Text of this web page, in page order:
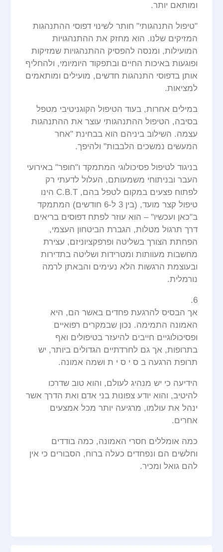
ומותאם יותר.
"טיפול התנהגותי" חותר לשינוי דפוסי ההתנהגות
המזיקים שלנו. הוא מחזק את ההתנהגויות
המועילות, ומנסה להפסיק ההתנהגויות שמזיקות
ופוגעות באיכות החיים ובתפקוד היומיומי, ולהחליף
אותן בדפוסי התנהגות חדשים, מועילים ומותאמים
למציאות.
במילים אחרות, בעוד הטיפול הקוגניטיבי מטפל
בסיבה, הטיפול ההתנהגותי עוצר את ההתנהגות
עצמה. השילוב ביניהם הוא בבחינת "אחר
המעשים נמשכים הלבבות" ולהיפך.
בניגוד לטיפול פסיכולוגי המתמקד ו"חופר" באירועי
העבר ובניתוחי משמעותם, העלול לדעתי רק
לפתוח פצעים במקום לטפל בהם, C.B.T הינו
טיפול קצר מועד, (בין 3 ל-6 חודשים) המתמקד
ב"כאן ועכשיו" – הוא עוזר לפתח דפוסים בריאים
דרך תרגול מטלות, הגברת הביטחון העצמי,
הפחתת הצורך בשליטה ופרפקציוניזם, עצירת
מחשבות מעוותות ומטרידות ושליטה בתדירות
ובעוצמת הרגשות הלא נעימים והבאתן לרמה
נורמלית.
6.
אך הבסיס להרגעת פחדים באשר הם, היא
האמונה התמימה. נכון שבמקרים רפואיים
ופסיכולוגיים חייבים להיעזר בטיפולים ואף
בתרופות, אך גם לחרדתיים הגדולים ביותר, יש
תרופת הרגעה ב ס י ס י ת ושמה אמונה.
הידיעה כי יש מנהיג לעולם, והוא טוב שדרכו
להיטיב, והוא יודע צפונות בני אדם ואת הדרך אשר
ינהל את עולמו, מרגיעה יותר מכל אמצעים
אחרים.
כמה אומללים חסרי האמונה, כמה בודדים
וחלשים הם ונפחדים כעלה ברוח, הסבורים כי אין
להם גואל ומכיר.